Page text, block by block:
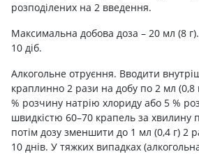
розподілених на 2 введення.
Максимальна добова доза – 20 мл (8
10 діб.
Алкогольне отруєння. Вводити
краплинно 2 рази на добу по 2 мл (0,8
% розчину натрію хлориду або 5 %
швидкістю 60–70 крапель за хвилину
потім дозу зменшити до 1 мл (0,4 г) 2
10 днів. У тяжких випадках